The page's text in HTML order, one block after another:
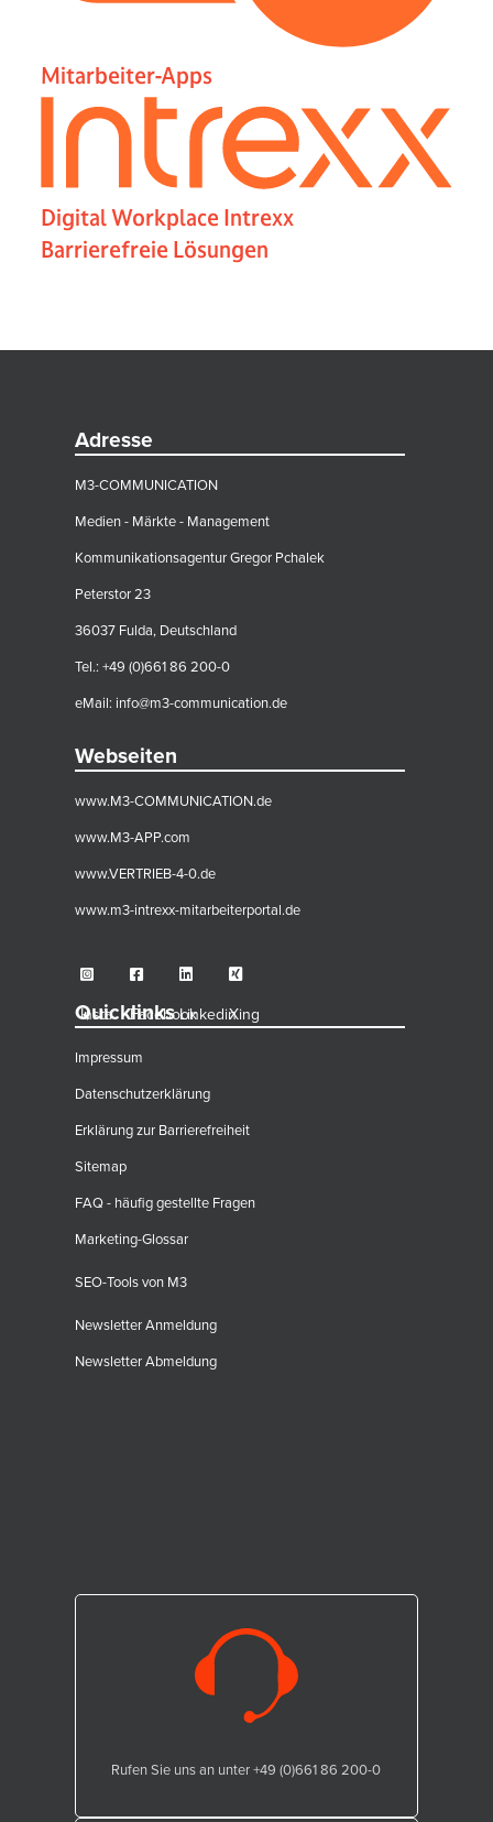
Mitarbeiter-Apps
Digital Workplace Intrexx
Barrierefreie Lösungen
Adresse
M3-COMMUNICATION
Medien - Märkte - Management
Kommunikationsagentur Gregor Pchalek
Peterstor 23
36037 Fulda, Deutschland
Tel.: +49 (0)661 86 200-0
eMail: info@m3-communication.de
Webseiten
www.M3-COMMUNICATION.de
www.M3-APP.com
www.VERTRIEB-4-0.de
www.m3-intrexx-mitarbeiterportal.de
Insta FacebookLinkedinXing
Quicklinks
Impressum
Datenschutzerklärung
Erklärung zur Barrierefreiheit
Sitemap
FAQ - häufig gestellte Fragen
Marketing-Glossar
SEO-Tools von M3
Newsletter Anmeldung
Newsletter Abmeldung
Rufen Sie uns an unter +49 (0)661 86 200-0